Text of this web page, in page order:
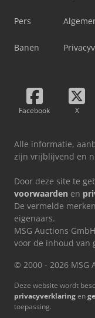
Pers
Banen
Facebook X
Alle informatie,
zijn vrijblijvend en
Door deze site te
voorwaarden en
De vermelde
eigenaars.
MSG Auctions
voor de inhoud van
© 2000 - 2026 MSG
Deze website wordt
privacyverklaringen
toepassing.